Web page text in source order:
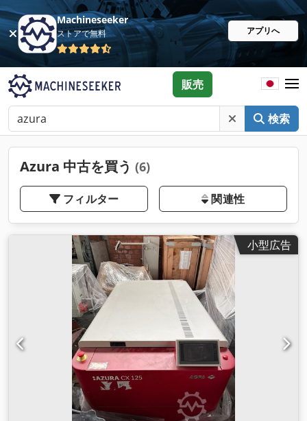
Machineseeker
ストアで無料 アプリへ
検索
販売
Azura 中古を買う (6)
フィルター 関連性
小型広告